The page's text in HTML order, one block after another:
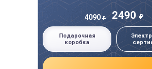
4090₽ 2490₽
Подарочная
коробка